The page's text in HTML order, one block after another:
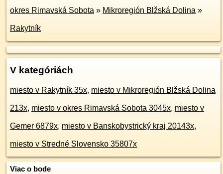
okres Rimavská Sobota » Mikroregión Blžská Dolina »
Rakytník
V kategóriách
miesto v Rakytník 35x, miesto v Mikroregión Blžská Dolina
213x, miesto v okres Rimavská Sobota 3045x, miesto v
Gemer 6879x, miesto v Banskobystrický kraj 20143x,
miesto v Stredné Slovensko 35807x
Viac o bode